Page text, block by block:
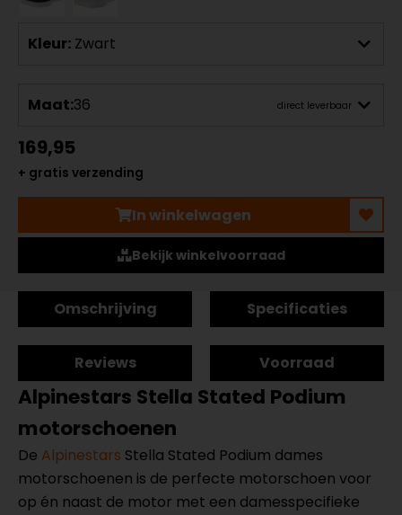
Kleur: Zwart
Maat:36 direct leverbaar
169,95
+ gratis verzending
In winkelwagen
Bekijk winkelvoorraad
Omschrijving Specificaties
Reviews Voorraad
Alpinestars Stella Stated Podium
motorschoenen
De Alpinestars Stella Stated Podium dames
motorschoenen is de perfecte motorschoen voor
op én naast de motor met een damesspecifieke